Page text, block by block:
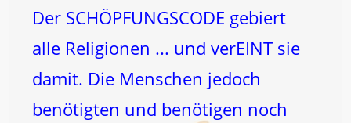
Der SCHÖPFUNGSCODE gebiert
alle Religionen ... und verEINT sie
damit. Die Menschen jedoch
benötigten und benötigen noch